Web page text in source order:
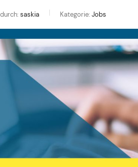
saskia Kategorie: Jobs